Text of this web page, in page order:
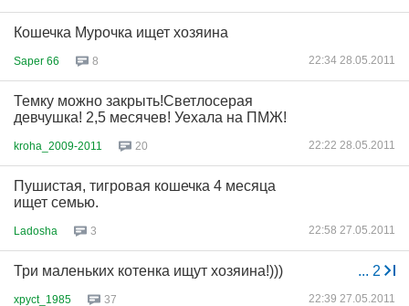
Кошечка Мурочка ищет хозяина
Saper 66 8 22:34 28.05.2011
Темку можно закрыть!Светлосерая
девчушка! 2,5 месячев! Уехала на ПМЖ!
kroha_2009-2011 20 22:22 28.05.2011
Пушистая, тигровая кошечка 4 месяца
ищет семью.
Ladosha 3 22:58 27.05.2011
... 2
Три маленьких котенка ищут хозяина!)))
xpyct_1985 37 22:39 27.05.2011